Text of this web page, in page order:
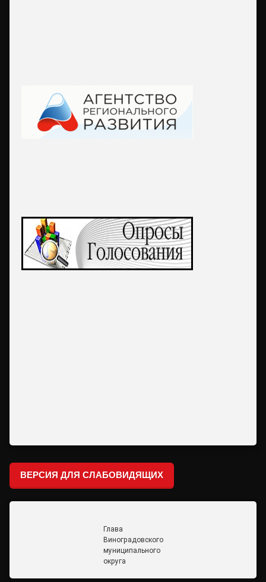
ВЕРСИЯ ДЛЯ СЛАБОВИДЯЩИХ
Глава
Виноградовского
муниципального
округа